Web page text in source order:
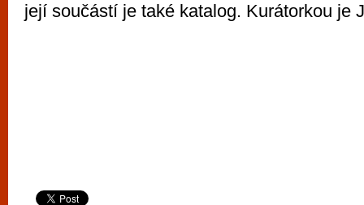
její součástí je také katalog. Kurátorkou je